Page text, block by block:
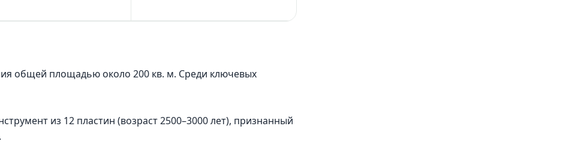
общей площадью около 200 кв. м. Среди ключевых
из 12 пластин (возраст 2500–3000 лет), признанный